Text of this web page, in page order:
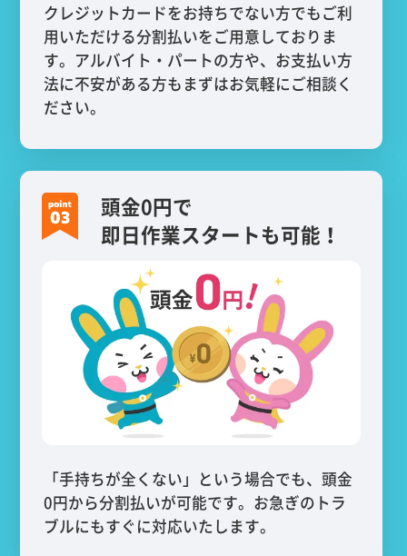
クレジットカードをお持ちでない方でもご利
用いただける分割払いをご用意しておりま
す。アルバイト・パートの方や、お支払い方
法に不安がある方もまずはお気軽にご相談く
ださい。
頭金0円で
即日作業スタートも可能！
「手持ちが全くない」という場合でも、頭金
0円から分割払いが可能です。お急ぎのトラ
ブルにもすぐに対応いたします。